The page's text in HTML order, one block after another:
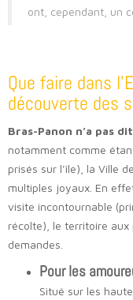
ont, cependant, un
Que faire dans
découverte des
Bras-Panon n’a pas
notamment comme
prisés sur l’île), la Ville
multiples joyaux. En
visite incontournable
récolte), le territoire
demandes.
Pour les
Situé sur les